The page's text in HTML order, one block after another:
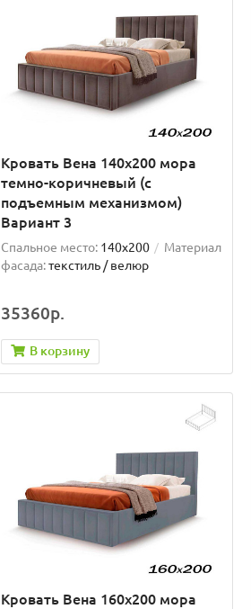
Кровать Вена 140х200 мора
темно-коричневый (с
подъемным механизмом)
Вариант 3
Спальное место: 140x200
Материал
фасада:текстиль / велюр
35360р.
В корзину
Кровать Вена 160х200 мора